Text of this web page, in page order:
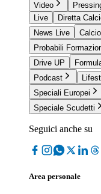
Video
Live
Diretta
News Live
Calcio
Probabili
Drive UP
Podcast
Speciali Europei
Speciale Scudetti
Seguici anche su
Area personale